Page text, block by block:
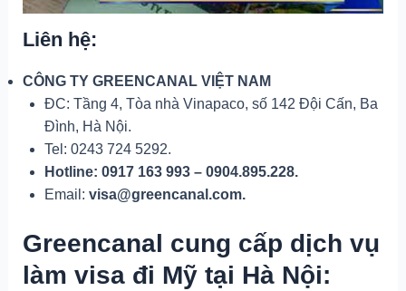
Liên hệ:
CÔNG TY GREENCANAL VIỆT NAM
ĐC: Tầng 4, Tòa nhà Vinapaco, số 142 Đội Cấn, Ba
Đình, Hà Nội.
Tel: 0243 724 5292.
Hotline: 0917 163 993 – 0904.895.228.
Email: visa@greencanal.com.
Greencanal cung cấp dịch vụ
làm visa đi Mỹ tại Hà Nội: